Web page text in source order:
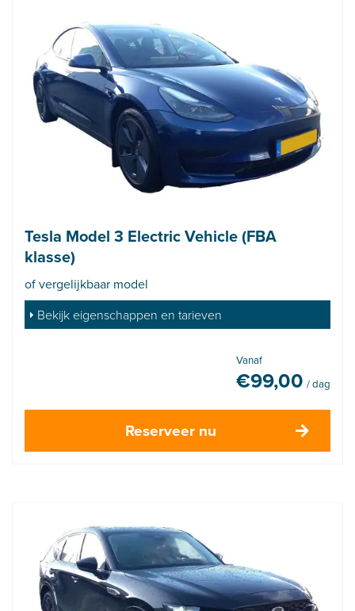
Tesla Model 3 Electric Vehicle (FBA
klasse)
of vergelijkbaar model
Bekijk eigenschappen en tarieven
Vanaf
€99,00 / dag
Reserveer nu